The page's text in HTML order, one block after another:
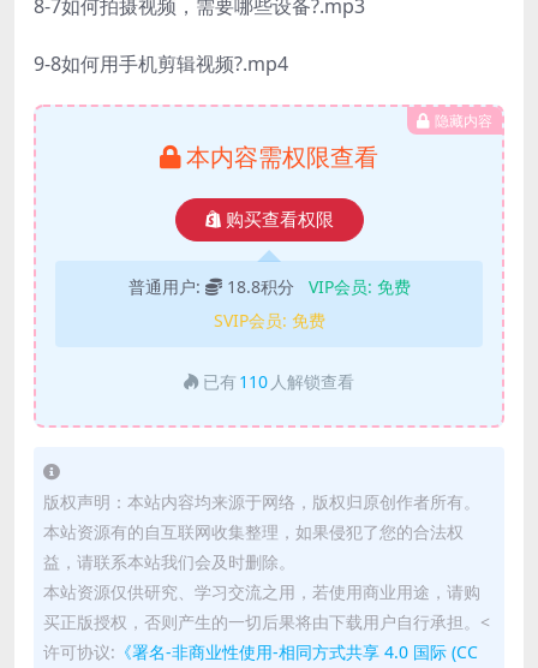
8-7如何拍摄视频，需要哪些设备?.mp3
9-8如何用手机剪辑视频?.mp4
隐藏内容
本内容需权限查看
购买查看权限
普通用户: 18.8积分 VIP会员: 免费
SVIP会员: 免费
已有 110 人解锁查看
版权声明：本站内容均来源于网络，版权归原创作者所有。
本站资源有的自互联网收集整理，如果侵犯了您的合法权
益，请联系本站我们会及时删除。
本站资源仅供研究、学习交流之用，若使用商业用途，请购
买正版授权，否则产生的一切后果将由下载用户自行承担。<
许可协议: 《署名-非商业性使用-相同方式共享 4.0 国际 (CC